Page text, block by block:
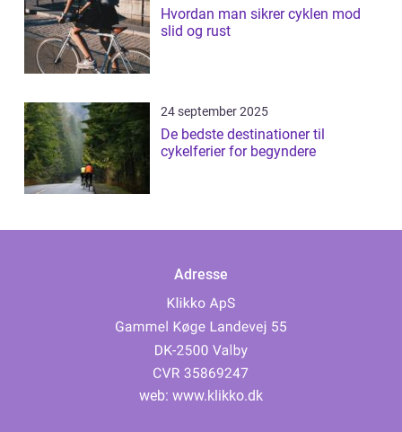
Hvordan man sikrer cyklen mod
slid og rust
24 september 2025
De bedste destinationer til
cykelferier for begyndere
Adresse
web: www.klikko.dk